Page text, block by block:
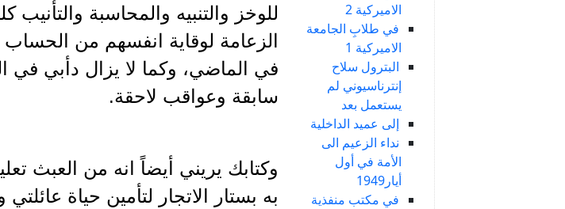
الاميركية 2
في طلابِ الجامعة
الاميركية 1
البترول سلاح
إنترناسيوني لم
يستعمل بعد
إلى عميد الداخلية
نداء الزعيم الى
الأمة في أول
أيار1949
في مكتب منفذية
للوخز والتنبيه والمحاسبة
الزعامة لوقاية انفسهم من
في الماضي، وكما لا يزال دأبي في
سابقة وعواقب لاحقة.
وكتابك يريني أيضاً انه من العبث
به بستار الاتجار لتأمين حياة